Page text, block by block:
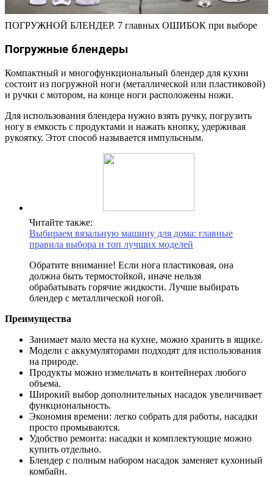
ПОГРУЖНОЙ БЛЕНДЕР. 7 главных ОШИБОК при выборе
Погружные блендеры
Компактный и многофункциональный блендер для кухни
состоит из погружной ноги (металлической или пластиковой)
и ручки с мотором, на конце ноги расположены ножи.
Для использования блендера нужно взять ручку, погрузить
ногу в емкость с продуктами и нажать кнопку, удерживая
рукоятку. Этот способ называется импульсным.
Читайте также:
Выбираем вязальную машину для дома: главные
правила выбора и топ лучших моделей
Обратите внимание! Если нога пластиковая, она
должна быть термостойкой, иначе нельзя
обрабатывать горячие жидкости. Лучше выбирать
блендер с металлической ногой.
Преимущества
Занимает мало места на кухне, можно хранить в ящике.
Модели с аккумуляторами подходят для использования
на природе.
Продукты можно измельчать в контейнерах любого
объема.
Широкий выбор дополнительных насадок увеличивает
функциональность.
Экономия времени: легко собрать для работы, насадки
просто промываются.
Удобство ремонта: насадки и комплектующие можно
купить отдельно.
Блендер с полным набором насадок заменяет кухонный
комбайн.